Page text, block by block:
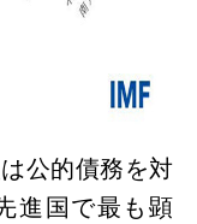
公的債務を対
進国で最も顕